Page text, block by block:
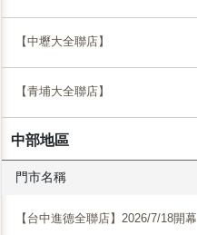
【中壢大全聯店】
【青埔大全聯店】
中部地區
門市名稱
【台中進德全聯店】2026/7/18開幕